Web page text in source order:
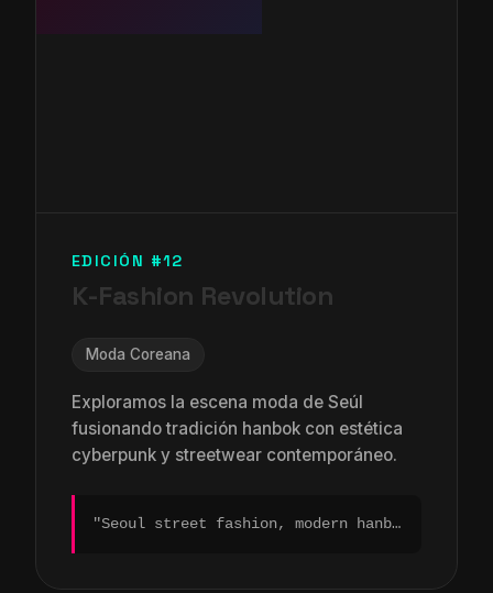
EDICIÓN #12
K-Fashion Revolution
Moda Coreana
Exploramos la escena moda de Seúl
fusionando tradición hanbok con estética
cyberpunk y streetwear contemporáneo.
"Seoul street fashion, modern hanbok silhouette, neon Seoul background, layered textiles..."